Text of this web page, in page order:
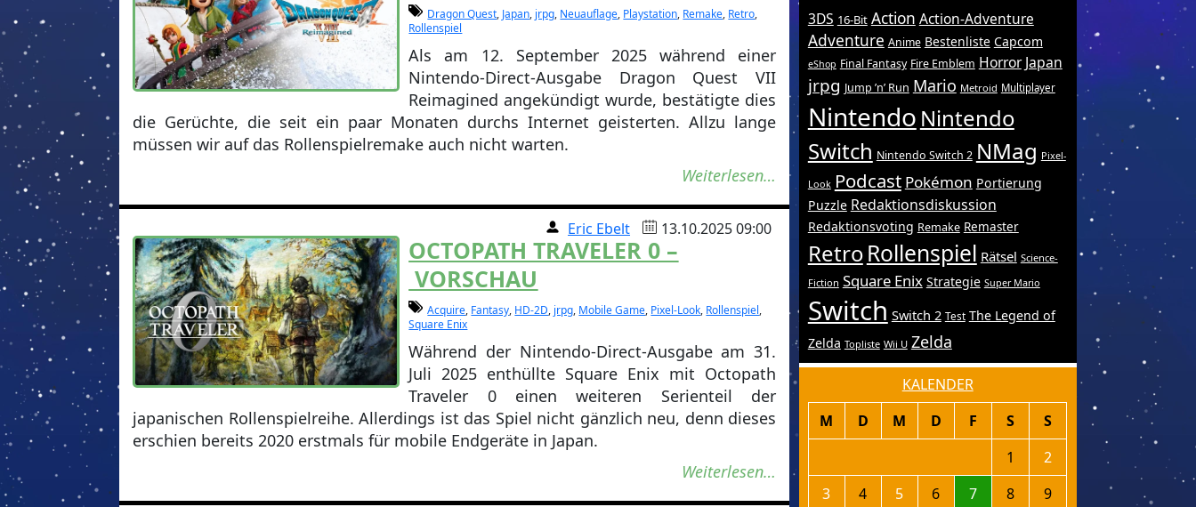
Dragon Quest, Japan, jrpg, Neuauflage, Playstation, Remake, Retro,
Rollenspiel
Als am 12. September 2025 während einer
Nintendo-Direct-Ausgabe Dragon Quest VII
Reimagined angekündigt wurde, bestätigte dies
die Gerüchte, die seit ein paar Monaten durchs Internet geisterten. Allzu lange
müssen wir auf das Rollenspielremake auch nicht warten.
Weiterlesen…
Eric Ebelt 13.10.2025 09:00
OCTOPATH TRAVELER 0 –
VORSCHAU
Acquire, Fantasy, HD-2D, jrpg, Mobile Game, Pixel-Look, Rollenspiel,
Square Enix
Während der Nintendo-Direct-Ausgabe am 31.
Juli 2025 enthüllte Square Enix mit Octopath
Traveler 0 einen weiteren Serienteil der
japanischen Rollenspielreihe. Allerdings ist das Spiel nicht gänzlich neu, denn dieses
erschien bereits 2020 erstmals für mobile Endgeräte in Japan.
Weiterlesen…
3DS 16-Bit Action Action-Adventure
Adventure Anime Bestenliste Capcom
eShop Final Fantasy Fire Emblem Horror Japan
jrpg Jump ’n’ Run Mario Metroid Multiplayer
Nintendo Nintendo
Switch Nintendo Switch 2 NMag Pixel-
Look Podcast Pokémon Portierung
Puzzle Redaktionsdiskussion
Redaktionsvoting Remake Remaster
RetroRollenspiel Rätsel Science-
Fiction Square Enix Strategie Super Mario
Switch Switch 2 Test The Legend of
Zelda Topliste Wii U Zelda
KALENDER
M D M D F S
S
1
2
3
4 5 6 7 8
9